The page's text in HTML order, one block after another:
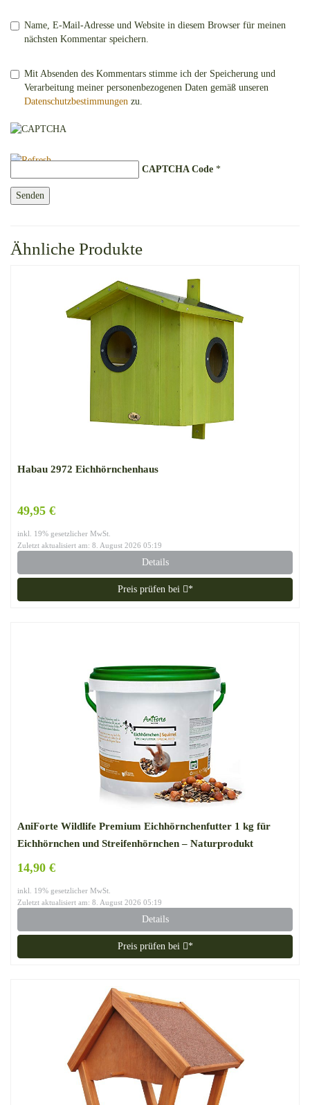
Name, E-Mail-Adresse und Website in diesem Browser für meinen
nächsten Kommentar speichern.
Mit Absenden des Kommentars stimme ich der Speicherung und
Verarbeitung meiner personenbezogenen Daten gemäß unseren
Datenschutzbestimmungen zu.
CAPTCHA Code *
Ähnliche Produkte
Habau 2972 Eichhörnchenhaus
49,95 €
inkl. 19% gesetzlicher MwSt.
Zuletzt aktualisiert am: 8. August 2026 05:19
Details
Preis prüfen bei *
AniForte Wildlife Premium Eichhörnchenfutter 1 kg für
Eichhörnchen und Streifenhörnchen – Naturprodukt
Fütterung – Unsere Spezial Futtermischung
14,90 €
inkl. 19% gesetzlicher MwSt.
Zuletzt aktualisiert am: 8. August 2026 05:19
Details
Preis prüfen bei *